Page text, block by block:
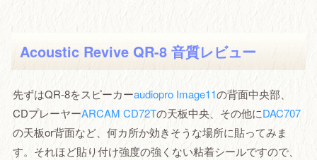
Acoustic Revive QR-8 音質レビュー
先ずはQR-8をスピーカーaudiopro Image11の背面中央部、
CDプレーヤーARCAM CD72Tの天板中央、その他にDAC707
の天板or背面など、何カ所か効きそうな場所に貼ってみま
す。それほど貼り付け強度の強くない粘着シールですので、